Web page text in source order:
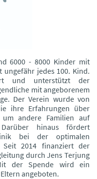
6000 - 8000 Kinder mit
jedes 100. Kind.
und unterstützt der
mit angeborenem
Der Verein wurde von
ihre Erfahrungen über
andere Familien auf
hinaus fördert
bei der optimalen
Seit 2014 finanziert der
durch Jens Terjung
der Spende wird ein
angeboten.